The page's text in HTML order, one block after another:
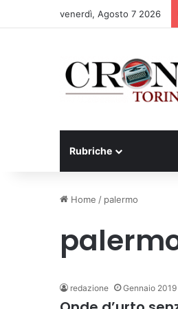
venerdì, Agosto 7 2026
Rubriche
Home / palermo
redazione Gennaio